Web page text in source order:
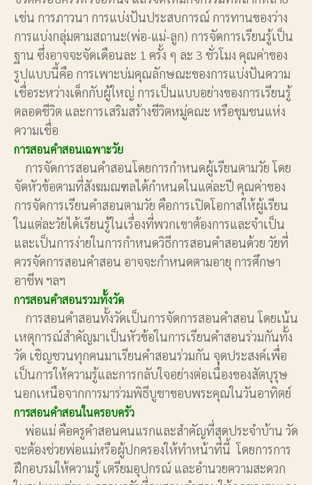
เช่น การภาวนา การแบ่งปันประสบการณ์ การทานของว่าง
การแบ่งกลุ่มตามสถานะ(พ่อ-แม่-ลูก) การจัดการเรียนรู้เป็น
ฐาน ซึ่งอาจจะจัดเดือนละ 1 ครั้ง ๆ ละ 3 ชั่วโมง คุณค่าของ
รูปแบบนี้คือ การเพาะบ่มคุณลักษณะของการแบ่งปันความ
เชื่อระหว่างเด็กกับผู้ใหญ่ การเป็นแบบอย่างของการเรียนรู้
ตลอดชีวิต และการเสริมสร้างชีวิตหมู่คณะ หรือชุมชนแห่ง
ความเชื่อ
การสอนคำสอนเฉพาะวัย
การจัดการสอนคำสอนโดยการกำหนดผู้เรียนตามวัย โดย
จัดหัวข้อตามที่สังฆมณฑลได้กำหนดในแต่ละปี คุณค่าของ
การจัดการเรียนคำสอนตามวัย คือการเปิดโอกาสให้ผู้เรียน
ในแต่ละวัยได้เรียนรู้ในเรื่องที่พวกเขาต้องการและจำเป็น
และเป็นการง่ายในการกำหนดวิธีการสอนคำสอนด้วย วัยที่
ควรจัดการสอนคำสอน อาจจะกำหนดตามอายุ การศึกษา
อาชีพ ฯลฯ
การสอนคำสอนรวมทั้งวัด
การสอนคำสอนทั้งวัดเป็นการจัดการสอนคำสอน โดยเน้น
เหตุการณ์สำคัญมาเป็นหัวข้อในการเรียนคำสอนร่วมกันทั้ง
วัด เชิญชวนทุกคนมาเรียนคำสอนร่วมกัน จุดประสงค์เพื่อ
เป็นการให้ความรู้และการกลับใจอย่างต่อเนื่องของสัตบุรุษ
นอกเหนือจากการมาร่วมพิธีบูชาขอบพระคุณในวันอาทิตย์
การสอนคำสอนในครอบครัว
พ่อแม่ คือครูคำสอนคนแรกและสำคัญที่สุดประจำบ้าน วัด
จะต้องช่วยพ่อแม่หรือผู้ปกครองให้ทำหน้าที่นี้ โดยการการ
ฝึกอบรมให้ความรู้ เตรียมอุปกรณ์ และอำนวยความสะดวก